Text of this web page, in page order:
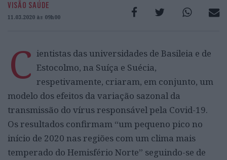
VISÃO SAÚDE
11.03.2020 às 09h00
C ientistas das universidades de Basileia e de
Estocolmo, na Suíça e Suécia,
respetivamente, criaram, em conjunto, um
modelo dos efeitos da variação sazonal da
transmissão do vírus responsável pela Covid-19.
Os resultados confirmam “um pequeno pico no
início de 2020 nas regiões com um clima mais
temperado do Hemisfério Norte” seguindo-se de